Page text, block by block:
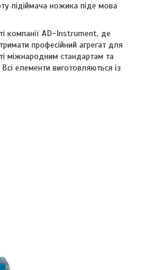
підіймача ножика піде мова
компанії AD-Instrument, де
професійний агрегат для
міжнародним стандартам та
елементи виготовляються із